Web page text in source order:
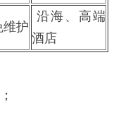
维护
沿海、高端
酒店